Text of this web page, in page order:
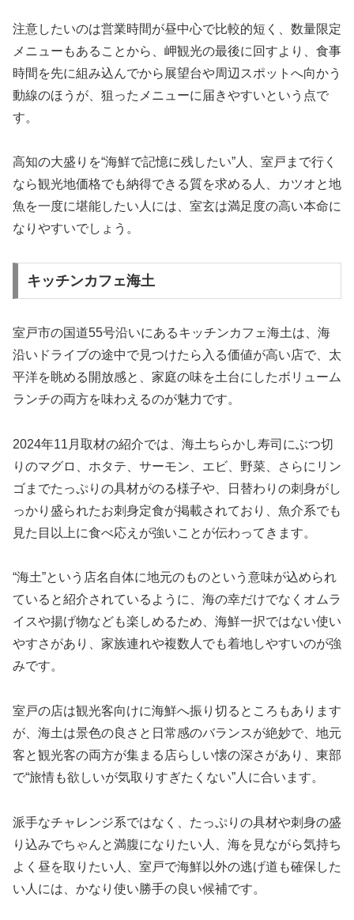
注意したいのは営業時間が昼中心で比較的短く、数量限定
メニューもあることから、岬観光の最後に回すより、食事
時間を先に組み込んでから展望台や周辺スポットへ向かう
動線のほうが、狙ったメニューに届きやすいという点で
す。
高知の大盛りを“海鮮で記憶に残したい”人、室戸まで行く
なら観光地価格でも納得できる質を求める人、カツオと地
魚を一度に堪能したい人には、室玄は満足度の高い本命に
なりやすいでしょう。
キッチンカフェ海土
室戸市の国道55号沿いにあるキッチンカフェ海土は、海
沿いドライブの途中で見つけたら入る価値が高い店で、太
平洋を眺める開放感と、家庭の味を土台にしたボリューム
ランチの両方を味わえるのが魅力です。
2024年11月取材の紹介では、海土ちらかし寿司にぶつ切
りのマグロ、ホタテ、サーモン、エビ、野菜、さらにリン
ゴまでたっぷりの具材がのる様子や、日替わりの刺身がし
っかり盛られたお刺身定食が掲載されており、魚介系でも
見た目以上に食べ応えが強いことが伝わってきます。
“海土”という店名自体に地元のものという意味が込められ
ていると紹介されているように、海の幸だけでなくオムラ
イスや揚げ物なども楽しめるため、海鮮一択ではない使い
やすさがあり、家族連れや複数人でも着地しやすいのが強
みです。
室戸の店は観光客向けに海鮮へ振り切るところもあります
が、海土は景色の良さと日常感のバランスが絶妙で、地元
客と観光客の両方が集まる店らしい懐の深さがあり、東部
で“旅情も欲しいが気取りすぎたくない”人に合います。
派手なチャレンジ系ではなく、たっぷりの具材や刺身の盛
り込みでちゃんと満腹になりたい人、海を見ながら気持ち
よく昼を取りたい人、室戸で海鮮以外の逃げ道も確保した
い人には、かなり使い勝手の良い候補です。